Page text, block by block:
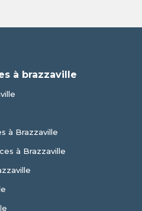
à brazzaville
à Brazzaville
à Brazzaville